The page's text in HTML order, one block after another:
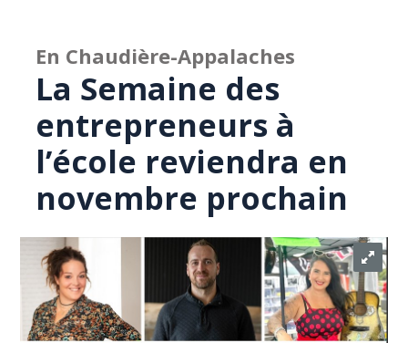
En Chaudière-Appalaches
La Semaine des
entrepreneurs à
l’école reviendra en
novembre prochain